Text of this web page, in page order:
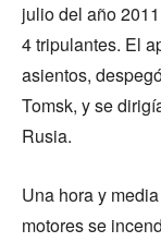
julio del año
4 tripulantes. El
asientos,
Tomsk, y se
Rusia.
Una hora y
motores se